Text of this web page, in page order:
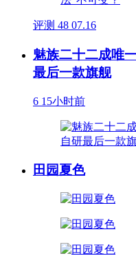
评测 48 07.16
魅族二十二成唯
最后一款旗舰
6 15小时前
田园夏色